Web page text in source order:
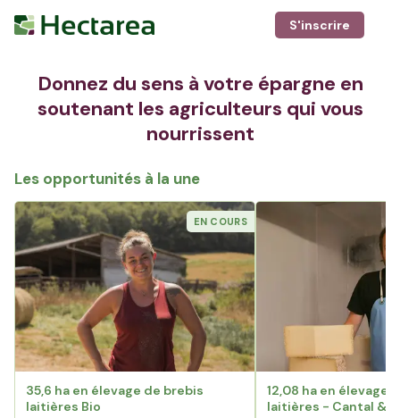
S'inscrire
Donnez du sens à votre épargne en
soutenant les agriculteurs qui vous
nourrissent
Les opportunités à la une
EN COURS
35,6 ha en élevage de brebis
laitières Bio
12,08 ha en élevage
laitières - Cantal &